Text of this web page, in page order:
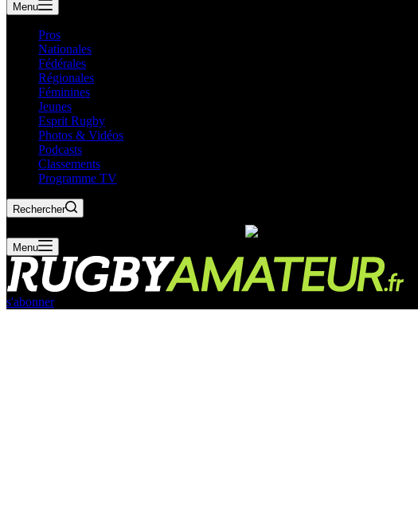
Menu
Pros
Nationales
Fédérales
Régionales
Féminines
Jeunes
Esprit Rugby
Photos & Vidéos
Podcasts
Classements
Programme TV
Rechercher
Menu
s'abonner